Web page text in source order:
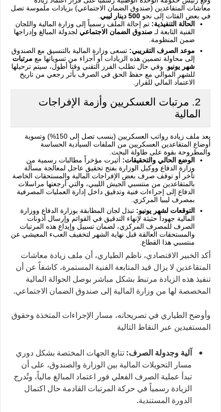
معاشات المتقاعدين (صندوق الضمان الاجتماعي) بزيادات ملموسة تصل
في بعض الفئات إلى نحو 500 دينار ليبي
الحالة التنفيذية: تم إحالة الملف رسمياً إلى وزارة المالية واللجان
الفنية التابعة لـ صندوق الضمان الاجتماعي لجدولة المبالغ وإدراجها
ضمن المنظومة.
موعد الصرف التقريبي: تسعى وزارة المالية بالتنسيق مع الصندوق
إلى محاولة تضمين هذه الزيادات أو أجزاء من تسوياتها مع مرتبات
شهر يونيو . وفي حال تطلب الفرز التقني وقتاً أطول، سيتم ترحيلها
للشهر الموالي مع حفظ الحق في الصرف بأثر رجعي من تاريخ
الاعتماد المالي للقرار.
2. مرتبات العسكريين وأزمة الإفراجات
المالية
يعد ملف زيادة رواتب العسكريين (بنسب تصل إلى 150%) وتسوية
أوضاع المتقاعدين العسكريين من الملفات السيادية الحساسة
والمطروحة بقوة على طاولة البحث.
الوضع الحالي والتحقيقات: أثيرت مؤخراً مطالبات رسمية من
وزارة الدفاع ووكيل الوزارة بفتح تحقيق عاجل لمعالجة مسألة
تأخر أو توقف صرف بعض الإفراجات المالية والمستحقات الخاصة
بالمتقاعدين من منتسبي الجيش الليبي، والتي أرجعتها مراسلات
الدفاع إلى إجراءات فنية وتدقيق داخل إدارة العمليات المصرفية
بمصرف ليبيا المركزي.
التوقعات لشهر يونيو: تبذل لجان المطابقة بوزارة الدفاع ووزارة
المالية جهوداً حثيثة لإنهاء التدقيق في القوائم وإرسال أذونات
الصرف للمصرف المركزي، لضمان تسييل وإيداع هذه المرتبات
والمستحقات العالقة قبل نهاية الشهر لتخفيف العبء المعيشي عن
منتسبي هذا القطاع.
أكد الخبير الاقتصادي، ناظم الطياري، أن ملف زيادة معاشات
المتقاعدين لا يزال قيد المتابعة الفنية المستمرة، كاشفاً عن أن
تنفيذ هذه الزيادة مرتبط بشكل مباشر بوصل الحوالة المالية
المخصصة لها من وزارة المالية إلى صندوق الضمان الاجتماعي.
وأوضح الطياري في تصريحاته، مسار الإجراءات المتخذة وحقوق
المستفيدين عبر النقاط التالية
آلية وجدولة الصرف: تتابع الجهات المختصة بشكل دوري
مسار التحويلات المالية بين الوزارة والصندوق، على أن
تبدأ عملية الصرف الفعلي فور اعتماد المبالغ مالياً، وتُدرج
الزيادة رسمياً في حركة المرتبات القادمة حال اكتمال
الدورة المستندية.